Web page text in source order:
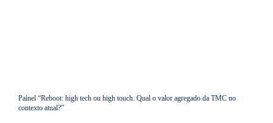
Painel “Reboot: high tech ou high touch. Qual o valor agregado da TMC no
contexto atual?”